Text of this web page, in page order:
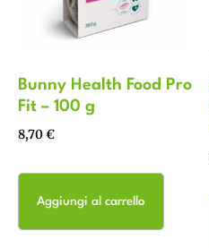
Bunny Health Food Pro
Fit – 100 g
8,70€
Aggiungi al carrello